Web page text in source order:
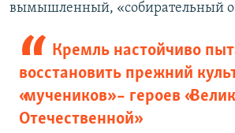
вымышленный, «собирательный
Кремль настойчиво
восстановить прежний
«мучеников» – героев
Отечественной»